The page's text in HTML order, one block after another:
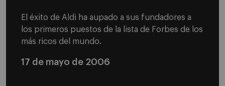
El éxito de Aldi ha aupado a sus fundadores a
los primeros puestos de la lista de Forbes de los
más ricos del mundo.
17 de mayo de 2006